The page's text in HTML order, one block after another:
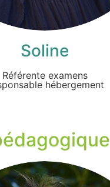
Soline
Référente examens
hébergement